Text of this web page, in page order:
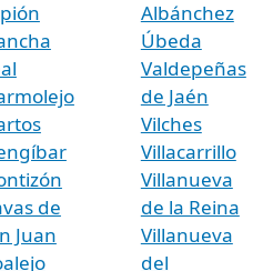
de
Juan
Albánchez
Úbeda
Valdepeñas
de Jaén
Vilches
Villacarrillo
Villanueva
de la Reina
Villanueva
del